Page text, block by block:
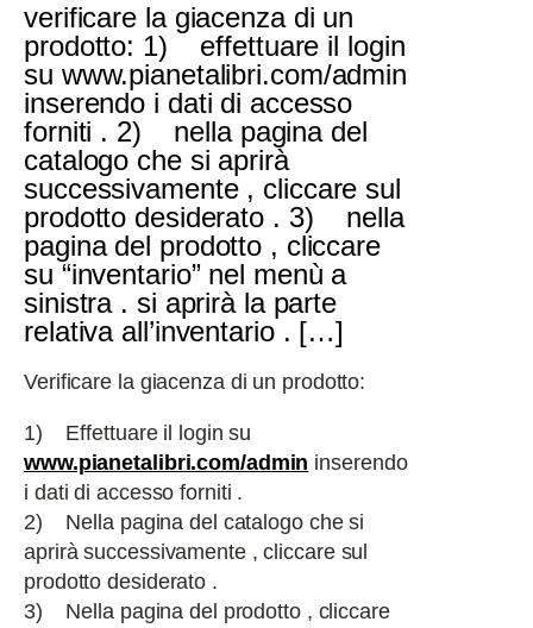
verificare la giacenza di un
prodotto: 1) effettuare il login
su www.pianetalibri.com/admin
inserendo i dati di accesso
forniti . 2) nella pagina del
catalogo che si aprirà
successivamente , cliccare sul
prodotto desiderato . 3) nella
pagina del prodotto , cliccare
su “inventario” nel menù a
sinistra . si aprirà la parte
relativa all’inventario . […]
Verificare la giacenza di un prodotto:
1) Effettuare il login su
www.pianetalibri.com/admin inserendo
i dati di accesso forniti .
2) Nella pagina del catalogo che si
aprirà successivamente , cliccare sul
prodotto desiderato .
3) Nella pagina del prodotto , cliccare